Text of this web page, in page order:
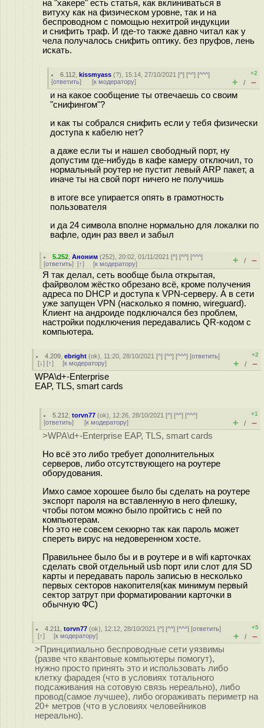
на "хакере" есть статья, как вклиниваться в
витуху как на физическом уровне, так и на
беспроводном с помощью нехитрой индукции
и снифить траф. И где-то также давно читал как у
чела получалось снифить оптику. без пруфов, лень
искать.
6.112 ,kissmyass (?), 15:14, 27/10/2021 [^] [^^] [^^^]
[ответить] [к модератору]
+2
+ / –
и на какое сообщение ты отвечаешь со своим
"снифингом"?
и как ты собрался снифить если у тебя физически
доступа к кабелю нет?
а даже если ты и нашел свободный порт, ну
допустим где-нибудь в кафе камеру отключил, то
нормальный роутер не пустит левый ARP пакет, а
иначе ты на свой порт ничего не получишь
в итоге все упирается опять в грамотность
пользователя
и да 24 символа вполне нормально для локалки по
вафле, один раз ввел и забыл
5.252 ,Аноним (252), 20:02, 01/11/2021 [^] [^^] [^^^]
[ответить] [↑] [к модератору] + / –
Я так делал, сеть вообще была открытая,
файрволом жёстко обрезано всё, кроме получения
адреса по DHCP и доступа к VPN-серверу. А в сети
уже запущен VPN (насколько я помню, wireguard).
Клиент на андроиде подключался без проблем,
настройки подключения передавались QR-кодом с
компьютера.
4.209 ,ebright (ok), 11:20, 28/10/2021 [^] [^^] [^^^] [ответить]
[↓] [↑] [к модератору]
+2
+ / –
WPA\d+-Enterprise
EAP, TLS, smart cards
5.212 ,torvn77 (ok), 12:26, 28/10/2021 [^] [^^] [^^^]
[ответить] [к модератору]
+1
+ / –
>WPA\d+-Enterprise EAP, TLS, smart cards
Но всё это либо требует дополнительных
серверов, либо отсутствующего на роутере
оборудования.
Имхо самое хорошее было бы сделать на роутере
экспорт пароля на вставленную в него флешку,
чтобы потом можно было пройтись с ней по
компьютерам.
Но это не совсем секюрно так как пароль может
спереть вирус на недоверенном хосте.
Правильнее было бы и в роутере и в wifi карточках
сделать свой отдельный usb порт или слот для SD
карты и передавать пароль записью в несколько
первых секторов накопителя(как минимум первый
сектор затрут при форматировании карточки в
обычную ФС)
4.211 ,torvn77 (ok), 12:12, 28/10/2021 [^] [^^] [^^^] [ответить]
[↑] [к модератору]
+5
+ / –
>Принципиально беспроводные сети уязвимы
(разве что квантовые компьютеры помогут),
нужно просто принять это и использовать либо
клетку фарадея (что в условиях тотального
подсаживания на сотовую связь нереально), либо
провод(самое лучшее), либо огораживать периметр на
20+ метров (что в условиях человейников
нереально).